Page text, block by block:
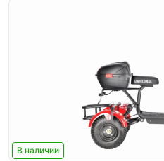
В наличии